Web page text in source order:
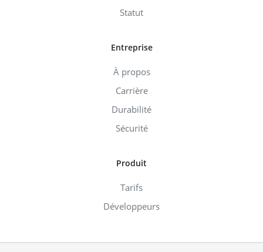
Statut
Entreprise
À propos
Carrière
Durabilité
Sécurité
Produit
Tarifs
Développeurs